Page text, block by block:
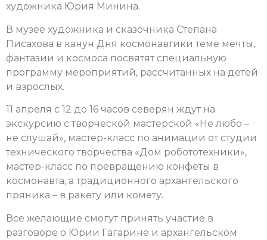
художника Юрия Минина.
В музее художника и сказочника Степана
Писахова в канун Дня космонавтики теме мечты,
фантазии и космоса посвятят специальную
программу мероприятий, рассчитанных на детей
и взрослых.
11 апреля с 12 до 16 часов северян ждут на
экскурсию с творческой мастерской «Не любо –
не слушай», мастер-класс по анимации от студии
технического творчества «Дом робототехники»,
мастер-класс по превращению конфеты в
космонавта, а традиционного архангельского
пряника – в ракету или комету.
Все желающие смогут принять участие в
разговоре о Юрии Гагарине и архангельском